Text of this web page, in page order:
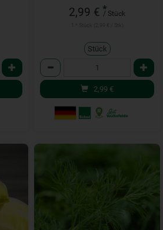
2,99 € *
/ Stück
Stück
Anzahl
2,99 €